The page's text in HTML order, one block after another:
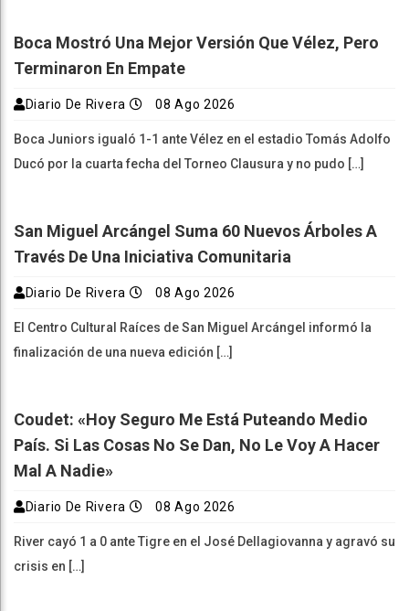
Boca Mostró Una Mejor Versión Que Vélez, Pero
Terminaron En Empate
Diario De Rivera 08 Ago 2026
Boca Juniors igualó 1-1 ante Vélez en el estadio Tomás Adolfo
Ducó por la cuarta fecha del Torneo Clausura y no pudo […]
San Miguel Arcángel Suma 60 Nuevos Árboles A
Través De Una Iniciativa Comunitaria
Diario De Rivera 08 Ago 2026
El Centro Cultural Raíces de San Miguel Arcángel informó la
finalización de una nueva edición […]
Coudet: «Hoy Seguro Me Está Puteando Medio
País. Si Las Cosas No Se Dan, No Le Voy A Hacer
Mal A Nadie»
Diario De Rivera 08 Ago 2026
River cayó 1 a 0 ante Tigre en el José Dellagiovanna y agravó su
crisis en […]